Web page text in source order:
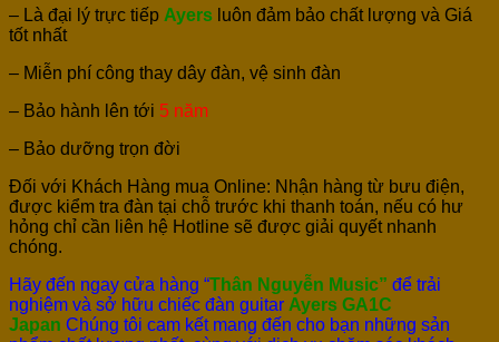
– Là đại lý trực tiếp Ayers luôn đảm bảo chất lượng và Giá
tốt nhất
– Miễn phí công thay dây đàn, vệ sinh đàn
– Bảo hành lên tới 5 năm
– Bảo dưỡng trọn đời
Đối với Khách Hàng mua Online: Nhận hàng từ bưu điện,
được kiểm tra đàn tại chỗ trước khi thanh toán, nếu có hư
hỏng chỉ cần liên hệ Hotline sẽ được giải quyết nhanh
chóng.
Hãy đến ngay cửa hàng “Thân Nguyễn Music” để trải
nghiệm và sở hữu chiếc đàn guitar Ayers GA1C
Japan Chúng tôi cam kết mang đến cho bạn những sản